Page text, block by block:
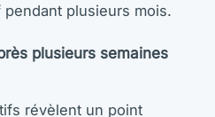
plusieurs mois.
plusieurs semaines
révèlent un point